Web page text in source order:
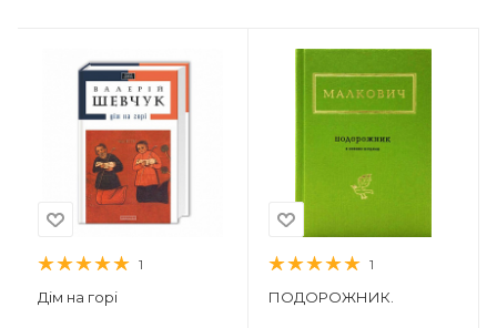
1
Дім на горі
1
ПОДОРОЖНИК.